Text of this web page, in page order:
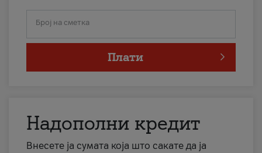
Број на сметка
Плати
Надополни кредит
Внесете ја сумата која што сакате да ја